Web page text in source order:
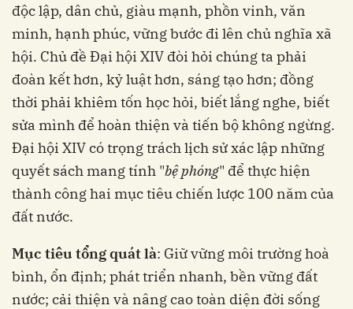
độc lập, dân chủ, giàu mạnh, phồn vinh, văn
minh, hạnh phúc, vững bước đi lên chủ nghĩa xã
hội. Chủ đề Đại hội XIV đòi hỏi chúng ta phải
đoàn kết hơn, kỷ luật hơn, sáng tạo hơn; đồng
thời phải khiêm tốn học hỏi, biết lắng nghe, biết
sửa mình để hoàn thiện và tiến bộ không ngừng.
Đại hội XIV có trọng trách lịch sử xác lập những
quyết sách mang tính "bệ phóng" để thực hiện
thành công hai mục tiêu chiến lược 100 năm của
đất nước.
Mục tiêu tổng quát là: Giữ vững môi trường hoà
bình, ổn định; phát triển nhanh, bền vững đất
nước; cải thiện và nâng cao toàn diện đời sống